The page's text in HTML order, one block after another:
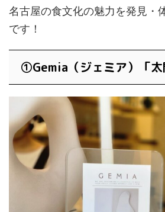
名古屋の食文化の魅力を発見・
です！
①Gemia（ジェミア）「太